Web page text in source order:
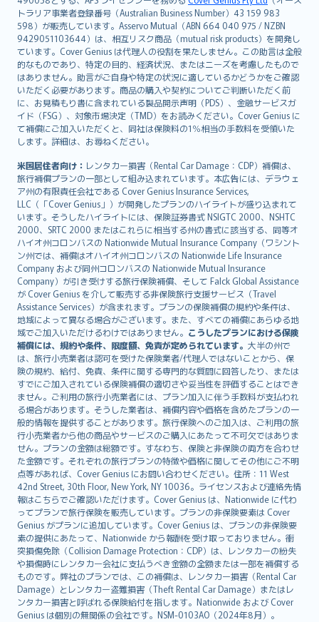
トラリア事業者登録番号（Australian Business Number）43 159 983
598）が販売しています。Asservo Mutual（ABN 664 040 975 / NZBN
9429051103644）は、相互リスク商品（mutual risk products）を開発し
ています。Cover Genius は代理人の役割を果たしません。この助言は全般
的なものであり、特定の目的、経済状況、またはニーズを考慮したもので
はありません。助言がご自身や特定の状況に適しているかどうかをご確認
いただく必要があります。商品の購入や契約についてご判断いただく前
に、お見積もり書に含まれている製品開示声明（PDS）、金融サービスガ
イド（FSG）、対象市場決定（TMD）をお読みください。Cover Genius に
て補償にご加入いただくと、同社は保険料の1％相当の手数料を受領いた
します。詳細は、お尋ねください。
米国居住者向け： レンタカー損害（Rental Car Damage：CDP）補償は、
旅行補償プランの一部として組み込まれています。本広告には、デラウェ
ア州の有限責任会社である Cover Genius Insurance Services,
LLC（「Cover Genius」）が開発したプランのハイライトが盛り込まれて
います。そうしたハイライトには、保険証券書式 NSIGTC 2000、NSHTC
2000、SRTC 2000 またはこれらに相当する州の書式に該当する、同等オ
ハイオ州コロンバスの Nationwide Mutual Insurance Company（ワシント
ン州では、補償はオハイオ州コロンバスの Nationwide Life Insurance
Company および同州コロンバスの Nationwide Mutual Insurance
Company）が引き受けする旅行保険補償、そして Falck Global Assistance
が Cover Genius を介して販売する非保険旅行支援サービス（Travel
Assistance Services）が含まれます。プランの保険補償の規約や条件は、
地域によって異なる場合がございます。また、すべての補償にあらゆる地
域でご加入いただけるわけではありません。 こうしたプランにおける保険
補償には、規約や条件、限度額、免責が定められています。 大半の州で
は、旅行小売業者は認可を受けた保険業者/代理人ではないことから、保
険の規約、給付、免責、条件に関する専門的な質問に回答したり、または
すでにご加入されている保険補償の適切さや妥当性を評価することはでき
ません。ご利用の旅行小売業者には、プラン加入に伴う手数料が支払われ
る場合があります。そうした業者は、補償内容や価格を含めたプランの一
般的情報を提供することがあります。旅行保険へのご加入は、ご利用の旅
行小売業者から他の商品やサービスのご購入にあたって不可欠ではありま
せん。プランの金額は総額です。すなわち、保険と非保険の両方を合わせ
た金額です。それぞれの旅行プランの特徴や価格に関してその他にご不明
点等があれば、Cover Genius にお問い合わせください。住所：11 West
42nd Street, 30th Floor, New York, NY 10036。ライセンスおよび連絡先情
報はこちらでご確認いただけます。Cover Genius は、Nationwide に代わ
ってプランで旅行保険を販売しています。プランの非保険要素は Cover
Genius がプランに追加しています。Cover Genius は、プランの非保険要
素の提供にあたって、Nationwide から報酬を受け取っておりません。衝
突損傷免除（Collision Damage Protection：CDP）は、レンタカーの紛失
や損傷時にレンタカー会社に支払うべき金額の全額または一部を補償する
ものです。弊社のプランでは、この補償は、レンタカー損害（Rental Car
Damage）とレンタカー盗難損害（Theft Rental Car Damage）またはレ
ンタカー損害と呼ばれる保険給付を指します。Nationwide および Cover
Genius は個別の無関係の会社です。NSM-0103AO（2024年8月）。
한국어
dansk
norsk
suomi
العربيّة
Türkçe
česky
Русский
български
català
Hrvatski
eesti
Ελληνικά
Magyar
Íslenska
Bahasa Indonesia
latviešu
Lietuviškai
Bahasa Melayu
Română
српски
Slovensky
Slovenščina
Українська
Tiếng Việt